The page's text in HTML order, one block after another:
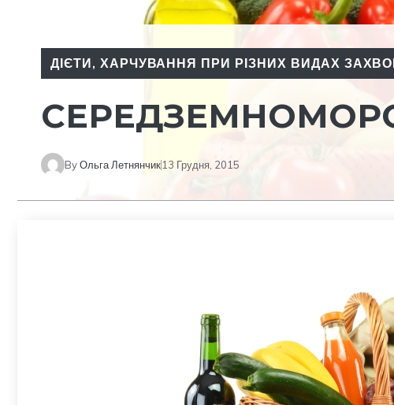
ДІЄТИ, ХАРЧУВАННЯ ПРИ РІЗНИХ ВИДАХ
ByОльга Летнянчик13 Грудня, 2015